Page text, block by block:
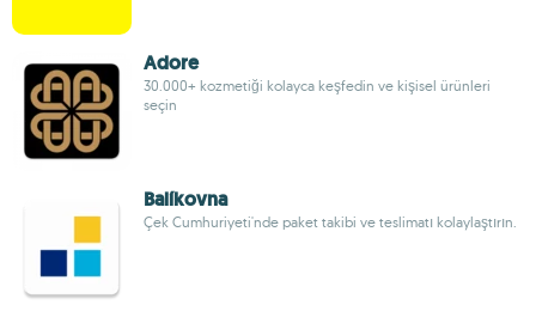
Adore
30.000+ kozmetiği kolayca keşfedin ve kişisel ürünleri
seçin
Balíkovna
Çek Cumhuriyeti'nde paket takibi ve teslimatı kolaylaştırın.